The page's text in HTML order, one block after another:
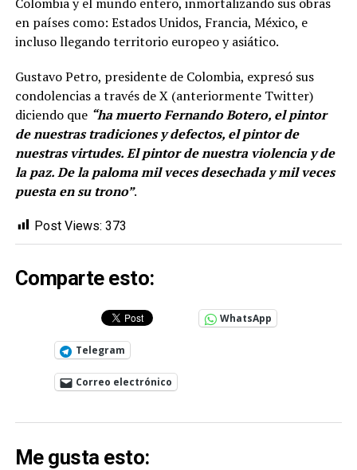
en países como: Estados Unidos, Francia, México, e
incluso llegando territorio europeo y asiático.
Gustavo Petro, presidente de Colombia, expresó sus
condolencias a través de X (anteriormente Twitter)
diciendo que “ha muerto Fernando Botero, el pintor
de nuestras tradiciones y defectos, el pintor de
nuestras virtudes. El pintor de nuestra violencia y de
la paz. De la paloma mil veces desechada y mil veces
puesta en su trono”.
Post Views: 373
Comparte esto:
WhatsApp
Telegram
Correo electrónico
Me gusta esto: